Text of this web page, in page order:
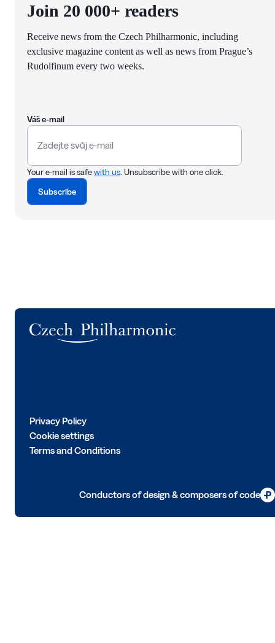
Join 20 000+ readers
Receive news from the Czech Philharmonic, including
exclusive magazine content as well as news from Prague’s
Rudolfinum every two weeks.
Váš e-mail
Your e-mail is safewith us . Unsubscribe with one click.
Subscribe
Privacy Policy
Cookie settings
Terms and Conditions
Conductors of design & composers of code